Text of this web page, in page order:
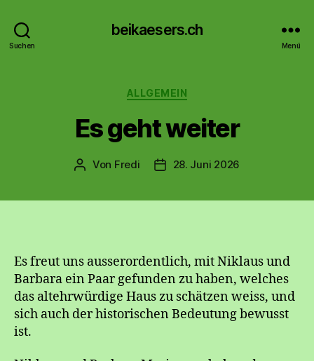
Suchen
beikaesers.ch
Menü
Kategorien
ALLGEMEIN
Es geht weiter
Beitragsautor
Von Fredi Beitragsdatum
28. Juni 2026
Es freut uns ausserordentlich, mit Niklaus und
Barbara ein Paar gefunden zu haben, welches
das altehrwürdige Haus zu schätzen weiss, und
sich auch der historischen Bedeutung bewusst
ist.